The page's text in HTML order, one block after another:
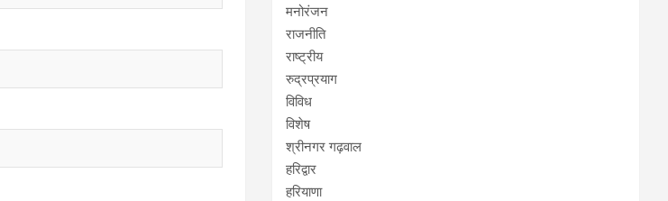
मनोरंजन
राजनीति
राष्ट्रीय
रुद्रप्रयाग
विविध
विशेष
श्रीनगर गढ़वाल
हरिद्वार
हरियाणा